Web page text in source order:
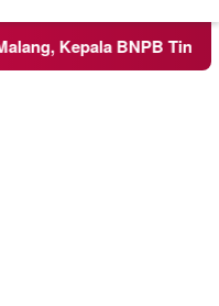
Tinjau Langsung